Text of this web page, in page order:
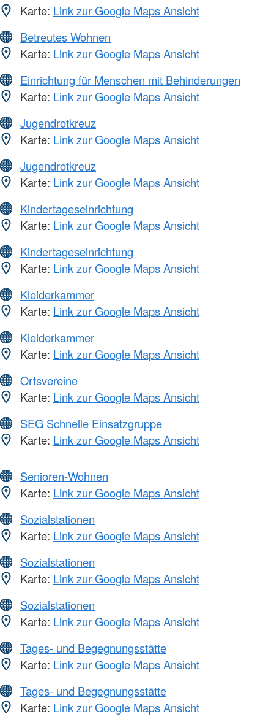
Karte: Link zur Google Maps Ansicht
Betreutes Wohnen
Karte: Link zur Google Maps Ansicht
Einrichtung für Menschen mit Behinderungen
Karte: Link zur Google Maps Ansicht
Jugendrotkreuz
Karte: Link zur Google Maps Ansicht
Jugendrotkreuz
Karte: Link zur Google Maps Ansicht
Kindertageseinrichtung
Karte: Link zur Google Maps Ansicht
Kindertageseinrichtung
Karte: Link zur Google Maps Ansicht
Kleiderkammer
Karte: Link zur Google Maps Ansicht
Kleiderkammer
Karte: Link zur Google Maps Ansicht
Ortsvereine
Karte: Link zur Google Maps Ansicht
SEG Schnelle Einsatzgruppe
Karte: Link zur Google Maps Ansicht
Senioren-Wohnen
Karte: Link zur Google Maps Ansicht
Sozialstationen
Karte: Link zur Google Maps Ansicht
Sozialstationen
Karte: Link zur Google Maps Ansicht
Sozialstationen
Karte: Link zur Google Maps Ansicht
Tages- und Begegnungsstätte
Karte: Link zur Google Maps Ansicht
Tages- und Begegnungsstätte
Karte: Link zur Google Maps Ansicht